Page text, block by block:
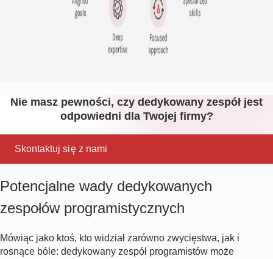
Nie masz pewności, czy dedykowany zespół jest
odpowiedni dla Twojej firmy?
Skontaktuj się z nami
Potencjalne wady dedykowanych
zespołów programistycznych
Mówiąc jako ktoś, kto widział zarówno zwycięstwa, jak i
rosnące bóle: dedykowany zespół programistów może